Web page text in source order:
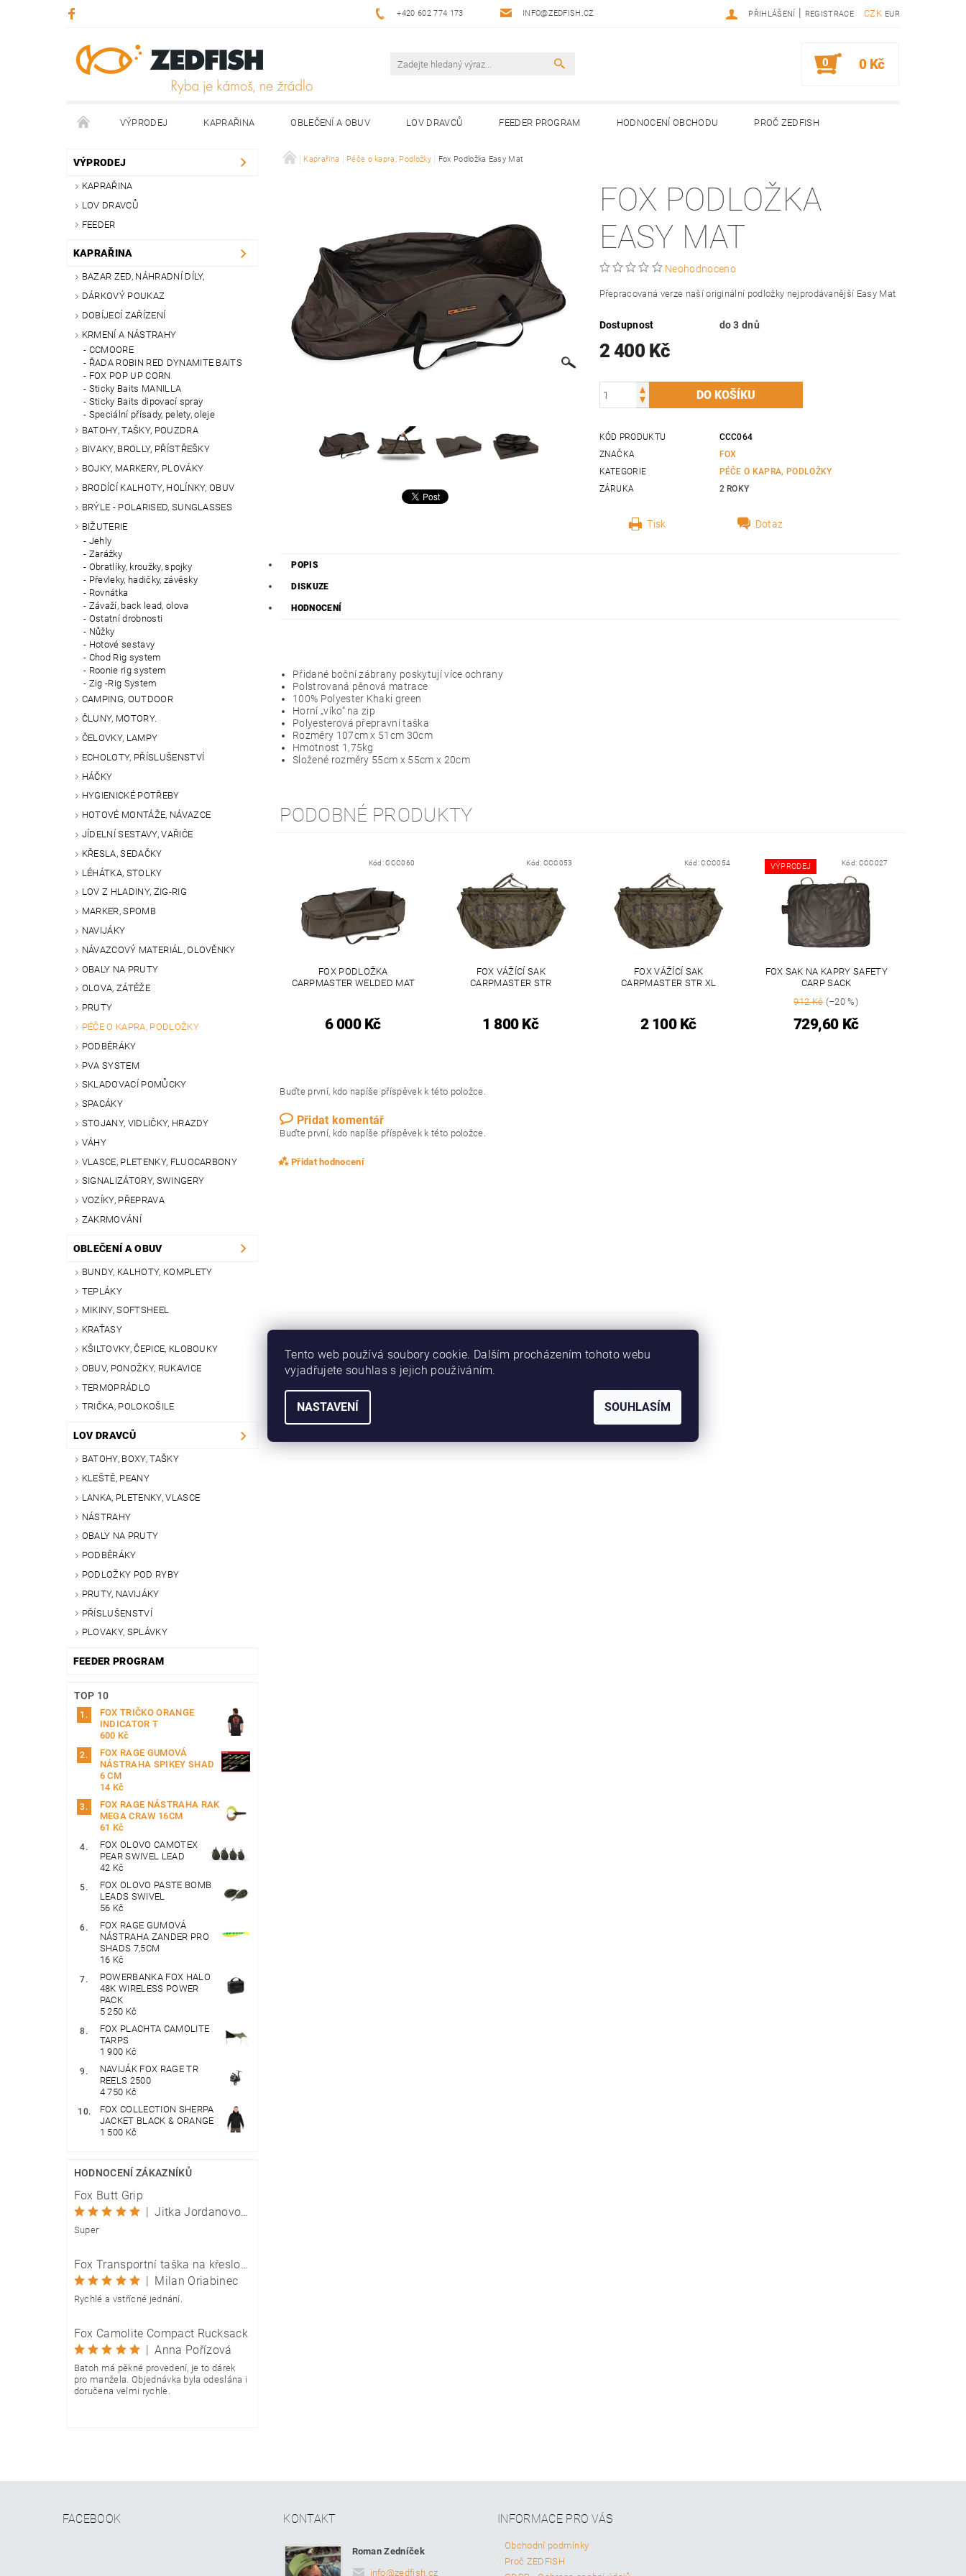
+420 602 774 173 INFO@ZEDFISH.CZ CZK EUR
PŘIHLÁŠENÍ | REGISTRACE
0 0 Kč
VÝPRODEJ KAPRAŘINA OBLEČENÍ A OBUV LOV DRAVCŮ FEEDER PROGRAM HODNOCENÍ OBCHODU PROČ ZEDFISH
KONTAKTY
VÝPRODEJ
KAPRAŘINA
LOV DRAVCŮ
FEEDER
KAPRAŘINA
BAZAR ZED, NÁHRADNÍ DÍLY,
DÁRKOVÝ POUKAZ
DOBÍJECÍ ZAŘÍZENÍ
KRMENÍ A NÁSTRAHY
CCMOORE
ŘADA ROBIN RED DYNAMITE BAITS
FOX POP UP CORN
Sticky Baits MANILLA
Sticky Baits dipovací spray
Speciální přísady, pelety, oleje
BATOHY, TAŠKY, POUZDRA
BIVAKY, BROLLY, PŘÍSTŘEŠKY
BOJKY, MARKERY, PLOVÁKY
BRODÍCÍ KALHOTY, HOLÍNKY, OBUV
BRÝLE - POLARISED, SUNGLASSES
BIŽUTERIE
Jehly
Zarážky
Obratlíky, kroužky, spojky
Převleky, hadičky, závěsky
Rovnátka
Závaží, back lead, olova
Ostatní drobnosti
Nůžky
Hotové sestavy
Chod Rig system
Roonie rig system
Zig -Rig System
CAMPING, OUTDOOR
ČLUNY, MOTORY.
ČELOVKY, LAMPY
ECHOLOTY, PŘÍSLUŠENSTVÍ
HÁČKY
HYGIENICKÉ POTŘEBY
HOTOVÉ MONTÁŽE, NÁVAZCE
JÍDELNÍ SESTAVY, VAŘIČE
KŘESLA, SEDAČKY
LÉHÁTKA, STOLKY
LOV Z HLADINY, ZIG-RIG
MARKER, SPOMB
NAVIJÁKY
NÁVAZCOVÝ MATERIÁL, OLOVĚNKY
OBALY NA PRUTY
OLOVA, ZÁTĚŽE
PRUTY
PÉČE O KAPRA, PODLOŽKY
PODBĚRÁKY
PVA SYSTEM
SKLADOVACÍ POMŮCKY
SPACÁKY
STOJANY, VIDLIČKY, HRAZDY
VÁHY
VLASCE, PLETENKY, FLUOCARBONY
SIGNALIZÁTORY, SWINGERY
VOZÍKY, PŘEPRAVA
ZAKRMOVÁNÍ
OBLEČENÍ A OBUV
BUNDY, KALHOTY, KOMPLETY
TEPLÁKY
MIKINY, SOFTSHEEL
KRAŤASY
KŠILTOVKY, ČEPICE, KLOBOUKY
OBUV, PONOŽKY, RUKAVICE
TERMOPRÁDLO
TRIČKA, POLOKOŠILE
LOV DRAVCŮ
BATOHY, BOXY, TAŠKY
KLEŠTĚ, PEANY
LANKA, PLETENKY, VLASCE
NÁSTRAHY
OBALY NA PRUTY
PODBĚRÁKY
PODLOŽKY POD RYBY
PRUTY, NAVIJÁKY
PŘÍSLUŠENSTVÍ
PLOVAKY, SPLÁVKY
FEEDER PROGRAM
TOP 10
FOX TRIČKO ORANGE
INDICATOR T
600 Kč
FOX RAGE GUMOVÁ
NÁSTRAHA SPIKEY SHAD
6 CM
14 Kč
FOX RAGE NÁSTRAHA RAK
MEGA CRAW 16CM
61 Kč
FOX OLOVO CAMOTEX
PEAR SWIVEL LEAD
42 Kč
FOX OLOVO PASTE BOMB
LEADS SWIVEL
56 Kč
FOX RAGE GUMOVÁ
NÁSTRAHA ZANDER PRO
SHADS 7,5CM
16 Kč
POWERBANKA FOX HALO
48K WIRELESS POWER
PACK
5 250 Kč
FOX PLACHTA CAMOLITE
TARPS
1 900 Kč
NAVIJÁK FOX RAGE TR
REELS 2500
4 750 Kč
FOX COLLECTION SHERPA
JACKET BLACK & ORANGE
1 500 Kč
HODNOCENÍ ZÁKAZNÍKŮ
Fox Butt Grip
|
Jitka Jordanovová
Super
Fox Transportní taška na křeslo Camolite Chair Bag
| Milan Oriabinec
Rychlé a vstřícné jednání.
Fox Camolite Compact Rucksack
| Anna Pořízová
Batoh má pěkné provedení, je to dárek
pro manžela. Objednávka byla odeslána i
doručena velmi rychle.
Kaprařina Péče o kapra, Podložky Fox Podložka Easy Mat
FOX PODLOŽKA
EASY MAT
Neohodnoceno
Přepracovaná verze naší originální podložky nejprodávanější Easy Mat
Dostupnost do 3 dnů
2 400 Kč
KÓD PRODUKTU
CCC064
ZNAČKA
FOX
KATEGORIE
PÉČE O KAPRA, PODLOŽKY
ZÁRUKA
2 ROKY
Tisk Dotaz
POPIS
DISKUZE
HODNOCENÍ
Přidané boční zábrany poskytují více ochrany
Polstrovaná pěnová matrace
100% Polyester Khaki green
Horní „víko“ na zip
Polyesterová přepravní taška
Rozměry 107cm x 51cm 30cm
Hmotnost 1,75kg
Složené rozměry 55cm x 55cm x 20cm
PODOBNÉ PRODUKTY
Kód:CCC060
FOX PODLOŽKA
CARPMASTER WELDED MAT
6 000 Kč
Kód: CCC053
FOX VÁŽÍCÍ SAK
CARPMASTER STR
1 800 Kč
Kód:CCC054
FOX VÁŽÍCÍ SAK
CARPMASTER STR XL
2 100 Kč
VÝPRODEJ Kód: CCC027
FOX SAK NA KAPRY SAFETY
CARP SACK
912 Kč(–20 %)
729,60 Kč
Buďte první, kdo napíše příspěvek k této položce.
Přidat komentář
Buďte první, kdo napíše příspěvek k této položce.
Přidat hodnocení
FACEBOOK KONTAKT
Roman Zedníček
info@zedfish.cz
INFORMACE PRO VÁS
Obchodní podmínky
Proč ZEDFISH
Tento web používá soubory cookie. Dalším procházením tohoto webu
vyjadřujete souhlas s jejich používáním.
NASTAVENÍ SOUHLASÍM